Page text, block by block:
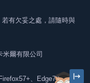
若有欠妥之處，請隨時與
米爾有限公司
、Edge79+及